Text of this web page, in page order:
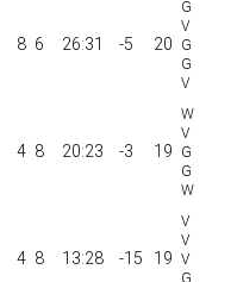
8 6 26:31 -5 20
4 8 20:23 -3 19
4 8 13:28 -15 19